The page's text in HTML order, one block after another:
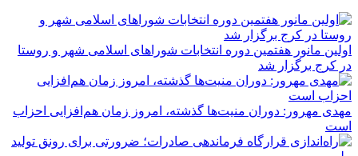
اولین مانور هفتمین دوره انتخابات شوراهای اسلامی شهر و روستا
در کرج برگزار شد
مهدی مهرور: دوران منیت‌ها گذشته، امروز زمان هم‌افزایی احزاب
است